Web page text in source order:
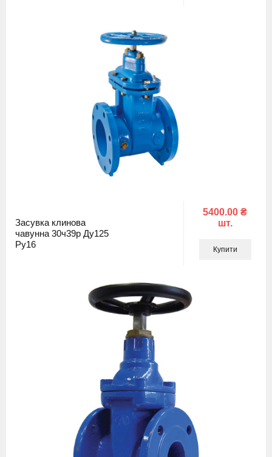
Засувка клинова
чавунна 30ч39р Ду125
Ру16
5400.00 ₴
шт.
Купити